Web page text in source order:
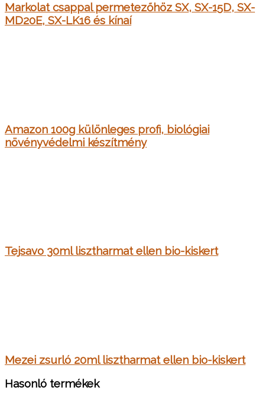
Markolat csappal permetezőhöz SX, SX-15D, SX-
MD20E, SX-LK16 és kínaí
Amazon 100g különleges profi, biológiai
növényvédelmi készítmény
Tejsavo 30ml lisztharmat ellen bio-kiskert
Mezei zsurló 20ml lisztharmat ellen bio-kiskert
Hasonló termékek